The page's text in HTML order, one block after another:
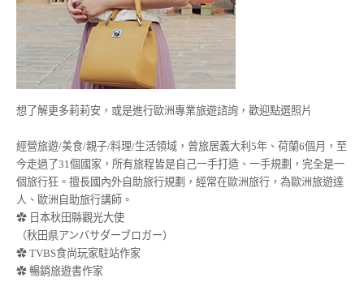
想了解更多莉莉安，或是進行歐洲專業旅遊諮詢，歡迎點選照片
經營旅遊/美食/親子/料理/生活領域，曾旅居義大利5年、荷蘭6個月，至
今走過了31個國家，所有旅程皆是自己一手打造、一手規劃，完全是一
個旅行狂。擅長國內外自助旅行規劃，經常在歐洲旅行，為歐洲旅遊達
人、歐洲自助旅行講師。
✿ 日本秋田縣觀光大使
（秋田県アンバサダーブロガー）
✿ TVBS食尚玩家駐站作家
✿ 暢銷旅遊書作家